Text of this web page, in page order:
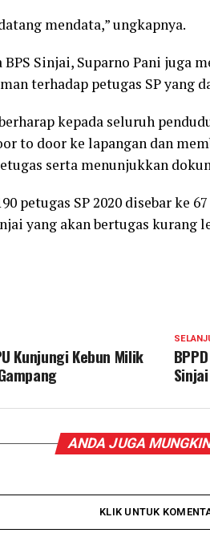
mendata,” ungkapnya.
BPS Sinjai, Suparno Pani juga
terhadap petugas SP yang
kepada seluruh
to door ke lapangan dan
serta menunjukkan
petugas SP 2020 disebar ke
yang akan bertugas kurang
Sinjai
Kunjungi Kebun Milik
ANDA JUGA
KLIK UNTUK